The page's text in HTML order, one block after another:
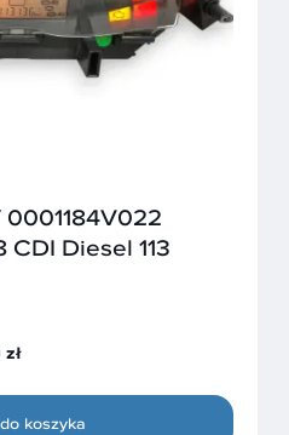
0001184V022
Diesel 113
koszyka